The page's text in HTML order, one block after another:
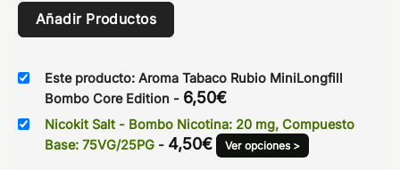
Añadir Productos
Este producto: Aroma Tabaco Rubio MiniLongfill
Bombo Core Edition - 6,50€
Nicokit Salt - Bombo Nicotina: 20 mg, Compuesto
Base: 75VG/25PG - 4,50€ Ver opciones >